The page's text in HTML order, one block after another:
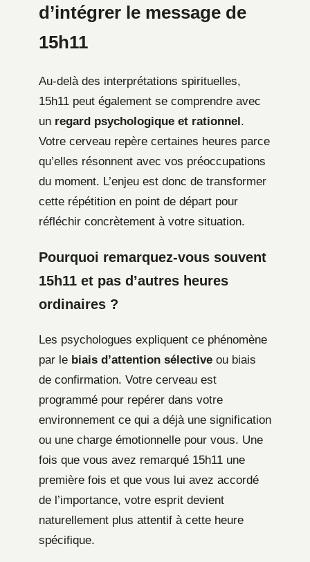
d’intégrer le message de
15h11
Au-delà des interprétations spirituelles,
15h11 peut également se comprendre avec
un regard psychologique et rationnel.
Votre cerveau repère certaines heures parce
qu’elles résonnent avec vos préoccupations
du moment. L’enjeu est donc de transformer
cette répétition en point de départ pour
réfléchir concrètement à votre situation.
Pourquoi remarquez-vous souvent
15h11 et pas d’autres heures
ordinaires ?
Les psychologues expliquent ce phénomène
par le biais d’attention sélective ou biais
de confirmation. Votre cerveau est
programmé pour repérer dans votre
environnement ce qui a déjà une signification
ou une charge émotionnelle pour vous. Une
fois que vous avez remarqué 15h11 une
première fois et que vous lui avez accordé
de l’importance, votre esprit devient
naturellement plus attentif à cette heure
spécifique.